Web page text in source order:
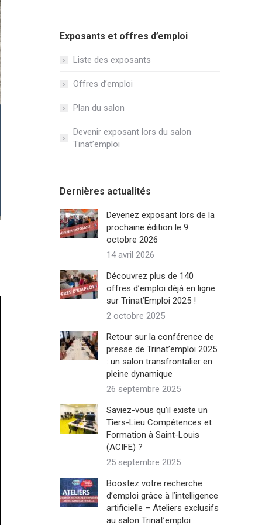
Exposants et offres d’emploi
Liste des exposants
Offres d’emploi
Plan du salon
Devenir exposant lors du salon
Tinat’emploi
Dernières actualités
Devenez exposant lors de la
prochaine édition le 9
octobre 2026
14 avril 2026
Découvrez plus de 140
offres d’emploi déjà en ligne
sur Trinat’Emploi 2025 !
2 octobre 2025
Retour sur la conférence de
presse de Trinat’emploi 2025
: un salon transfrontalier en
pleine dynamique
26 septembre 2025
Saviez-vous qu’il existe un
Tiers-Lieu Compétences et
Formation à Saint-Louis
(ACIFE) ?
25 septembre 2025
Boostez votre recherche
d’emploi grâce à l’intelligence
artificielle – Ateliers exclusifs
au salon Trinat’emploi